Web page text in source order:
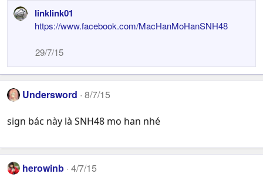
linklink01
https://www.facebook.com/MacHanMoHanSNH48
29/7/15
Undersword 8/7/15
sign bác này là SNH48 mo han nhé
herowinb 4/7/15